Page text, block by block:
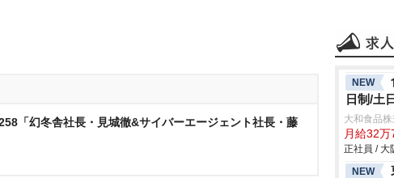
「幻冬舎社長・見城徹&サイバーエージェント社長・藤
NEW
日制/土
大和食品
月給32
正社員 / 大
NEW